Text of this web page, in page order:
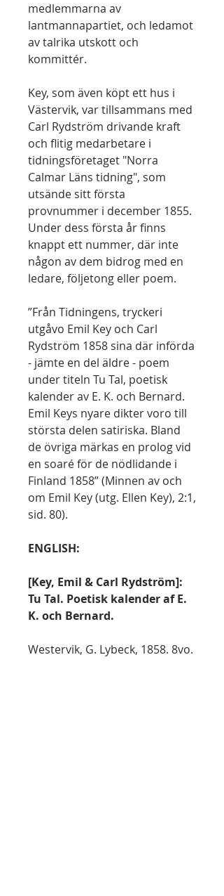
medlemmarna av
lantmannapartiet, och ledamot
av talrika utskott och
kommittér.
Key, som även köpt ett hus i
Västervik, var tillsammans med
Carl Rydström drivande kraft
och flitig medarbetare i
tidningsföretaget "Norra
Calmar Läns tidning", som
utsände sitt första
provnummer i december 1855.
Under dess första år finns
knappt ett nummer, där inte
någon av dem bidrog med en
ledare, följetong eller poem.
”Från Tidningens, tryckeri
utgåvo Emil Key och Carl
Rydström 1858 sina där införda
- jämte en del äldre - poem
under titeln Tu Tal, poetisk
kalender av E. K. och Bernard.
Emil Keys nyare dikter voro till
största delen satiriska. Bland
de övriga märkas en prolog vid
en soaré för de nödlidande i
Finland 1858” (Minnen av och
om Emil Key (utg. Ellen Key), 2:1,
sid. 80).
ENGLISH:
[Key, Emil & Carl Rydström]:
Tu Tal. Poetisk kalender af E.
K. och Bernard.
Westervik, G. Lybeck, 1858. 8vo.